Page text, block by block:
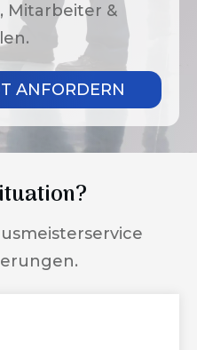
Mitarbeiter &
ANFORDERN